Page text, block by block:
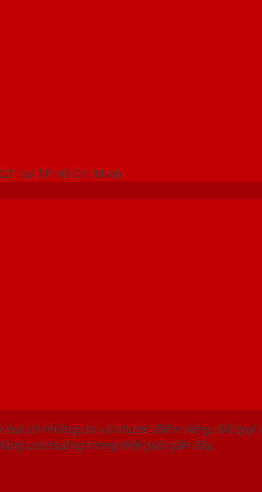
tại TP. Hồ Chí Minh
có những ưu và nhược điểm riêng. Để quý
ưa chuộng trong thời gian gần đây.